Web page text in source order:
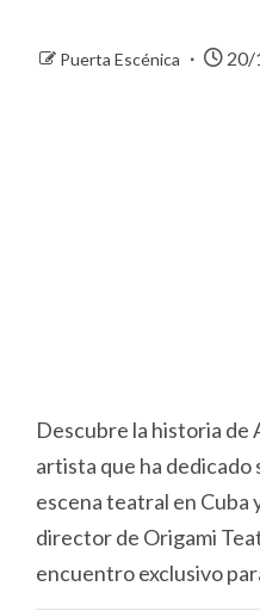
Puerta Escénica 20/
Descubre la historia de
artista que ha dedicado
escena teatral en Cuba
director de Origami
encuentro exclusivo